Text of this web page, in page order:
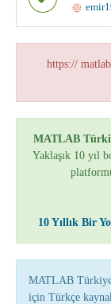
https://
MATLAB
Yaklaşık 10 yıl
10 Yıllık Bir
MATLAB
için Türkçe